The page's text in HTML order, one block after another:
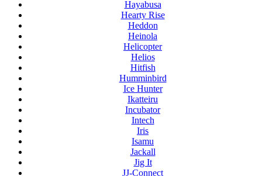
Hayabusa
Hearty Rise
Heddon
Heinola
Helicopter
Helios
Hitfish
Humminbird
Ice Hunter
Ikatteiru
Incubator
Intech
Iris
Isamu
Jackall
Jig It
JJ-Connect